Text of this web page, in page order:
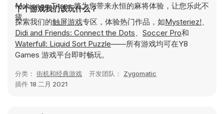
Mahjongg Titans 将为您带来永恒的麻将体验，让您乐此不
疲。
下个游戏我们该玩什么？
探索我们的触屏游戏专区，体验热门作品，如Mysteriez!、
Didi and Friends: Connect the Dots、 Soccer Pro和
Waterfull: Liquid Sort Puzzle——所有游戏均可在Y8
Games 游戏平台即时畅玩。
分类： 街机和经典游戏 开发团队： Zygomatic
插件 18 二月 2021